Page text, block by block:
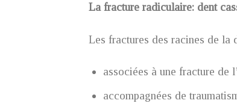
La fracture radiculaire: dent
Les fractures des racines de la
associées à une fracture de
accompagnées de